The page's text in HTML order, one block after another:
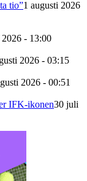
tio”1 augusti 2026
2026 - 13:00
2026 - 03:15
2026 - 00:51
IFK-ikonen30 juli